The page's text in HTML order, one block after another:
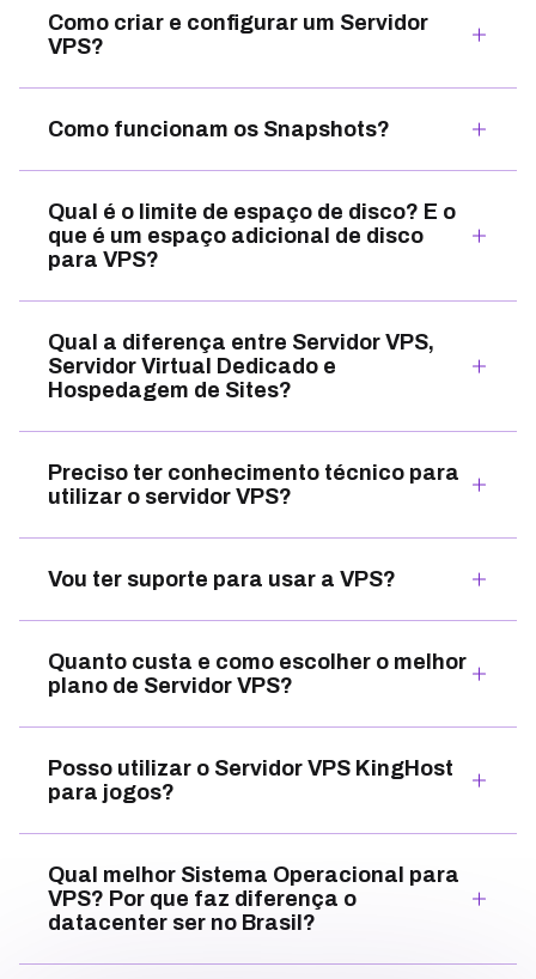
Como criar e configurar um Servidor
VPS?
Como funcionam os Snapshots?
Qual é o limite de espaço de disco? E o
que é um espaço adicional de disco
para VPS?
Qual a diferença entre Servidor VPS,
Servidor Virtual Dedicado e
Hospedagem de Sites?
Preciso ter conhecimento técnico para
utilizar o servidor VPS?
Vou ter suporte para usar a VPS?
Quanto custa e como escolher o melhor
plano de Servidor VPS?
Posso utilizar o Servidor VPS KingHost
para jogos?
Qual melhor Sistema Operacional para
VPS? Por que faz diferença o
datacenter ser no Brasil?